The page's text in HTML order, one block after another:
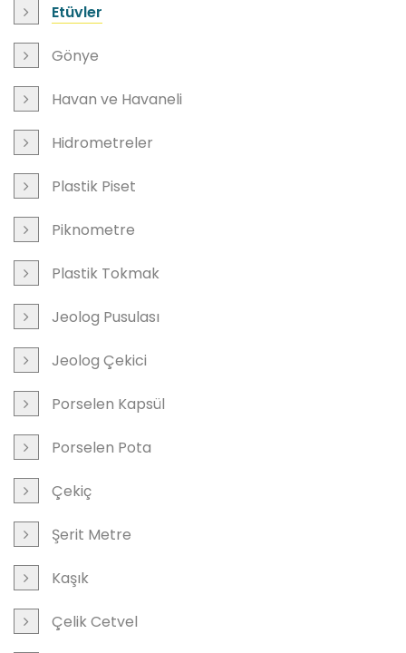
Etüvler
Gönye
Havan ve Havaneli
Hidrometreler
Plastik Piset
Piknometre
Plastik Tokmak
Jeolog Pusulası
Jeolog Çekici
Porselen Kapsül
Porselen Pota
Çekiç
Şerit Metre
Kaşık
Çelik Cetvel